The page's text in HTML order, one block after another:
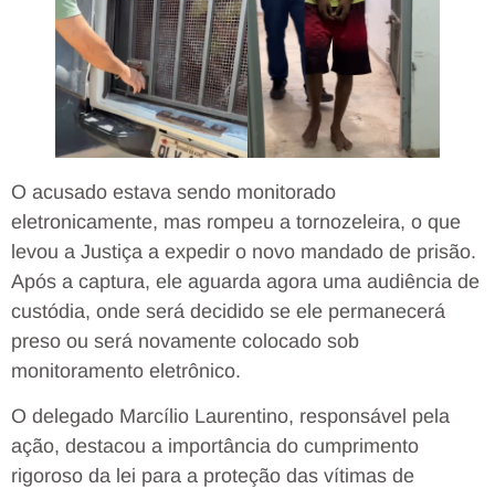
O acusado estava sendo monitorado
eletronicamente, mas rompeu a tornozeleira, o que
levou a Justiça a expedir o novo mandado de prisão.
Após a captura, ele aguarda agora uma audiência de
custódia, onde será decidido se ele permanecerá
preso ou será novamente colocado sob
monitoramento eletrônico.
O delegado Marcílio Laurentino, responsável pela
ação, destacou a importância do cumprimento
rigoroso da lei para a proteção das vítimas de